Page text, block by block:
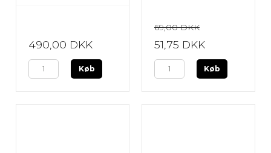
490,00 DKK
Køb
69,00 DKK
51,75 DKK
Køb